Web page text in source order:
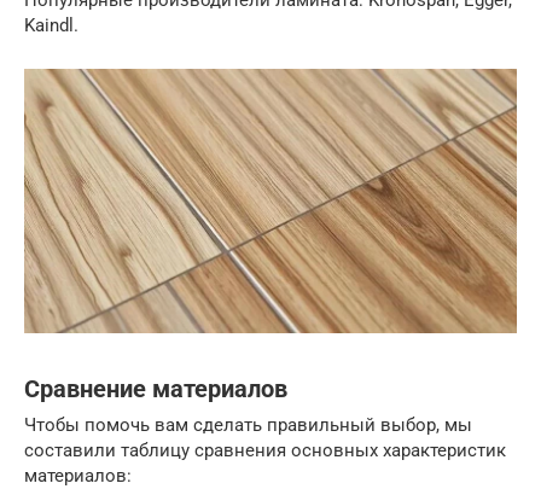
Kaindl.
Сравнение материалов
Чтобы помочь вам сделать правильный выбор, мы
составили таблицу сравнения основных характеристик
материалов: